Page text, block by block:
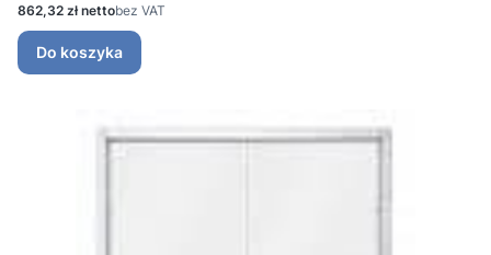
Cena
862,32 zł bez VAT
Do koszyka